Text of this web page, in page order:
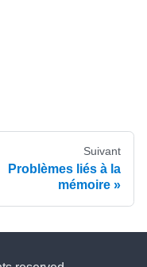
Suivant
Problèmes liés à la
mémoire